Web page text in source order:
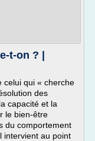
t-on ? |
celui qui « cherche
des
capacité et la
le bien-être
du comportement
intervient au point